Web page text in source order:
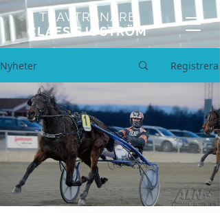
TRAVTRÄNARE
CLAES SJÖSTRÖM
Nyheter Registrera